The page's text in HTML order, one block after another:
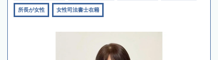
所長が女性 女性司法書士在籍